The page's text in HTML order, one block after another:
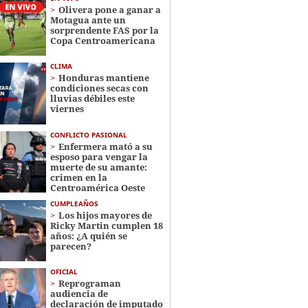
Olivera pone a ganar a
Motagua ante un
sorprendente FAS por la
Copa Centroamericana
CLIMA
Honduras mantiene
condiciones secas con
lluvias débiles este
viernes
CONFLICTO PASIONAL
Enfermera mató a su
esposo para vengar la
muerte de su amante:
crimen en la
Centroamérica Oeste
CUMPLEAÑOS
Los hijos mayores de
Ricky Martin cumplen 18
años: ¿A quién se
parecen?
OFICIAL
Reprograman
audiencia de
declaración de imputado